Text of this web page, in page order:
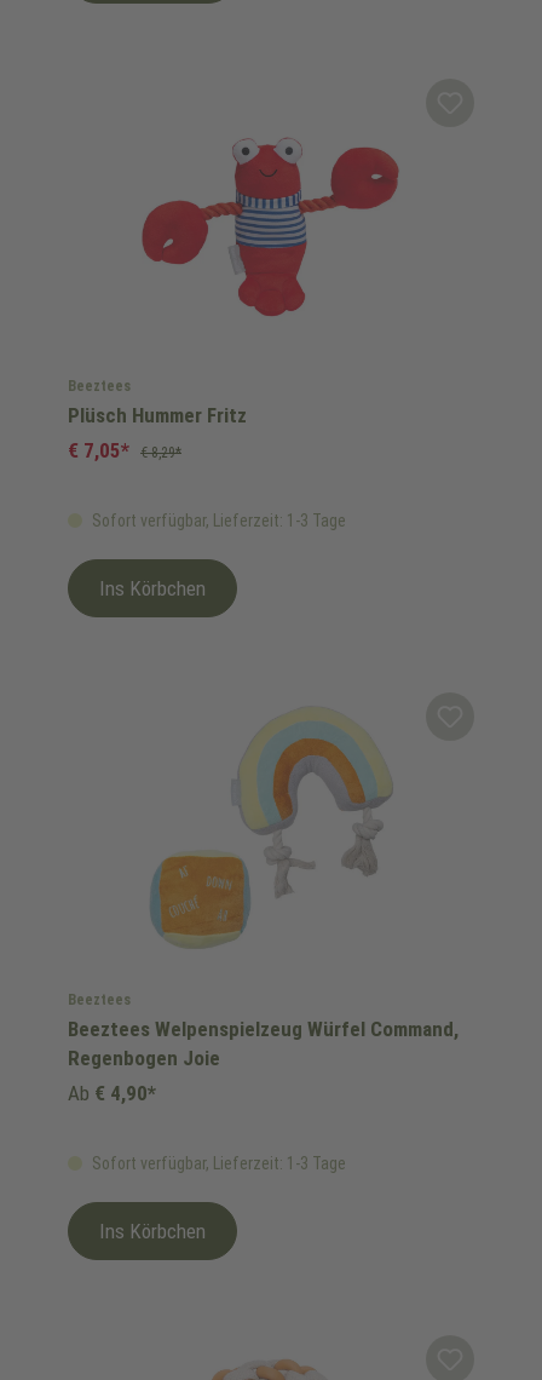
Beeztees
Plüsch Hummer Fritz
Sofort verfügbar, Lieferzeit: 1-3 Tage
€ 7,05* € 8,29*
Ins Körbchen
Beeztees
Beeztees Welpenspielzeug Würfel Command,
Regenbogen Joie
Sofort verfügbar, Lieferzeit: 1-3 Tage
Ab € 4,90*
Ins Körbchen